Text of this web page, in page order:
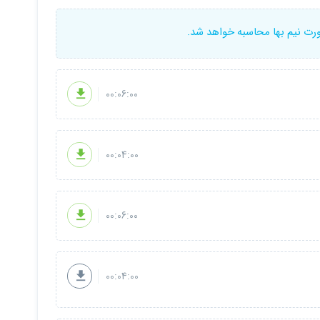
نیم بها محاسبه خواهد شد.
00:06:00
00:04:00
00:06:00
00:04:00